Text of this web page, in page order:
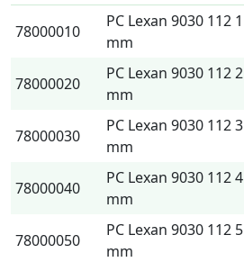
78000010
PC Lexan 9030 112 1
mm
78000020
PC Lexan 9030 112 2
mm
78000030
PC Lexan 9030 112 3
mm
78000040
PC Lexan 9030 112 4
mm
78000050
PC Lexan 9030 112 5
mm